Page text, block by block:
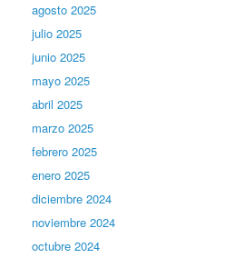
agosto 2025
julio 2025
junio 2025
mayo 2025
abril 2025
marzo 2025
febrero 2025
enero 2025
diciembre 2024
noviembre 2024
octubre 2024